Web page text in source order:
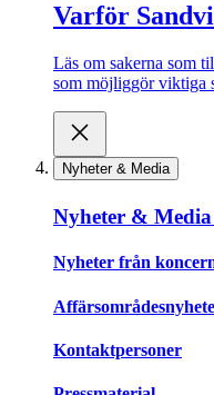
Varför
Läs om sakerna som
som möjliggör viktiga
Nyheter & Media
Nyheter & Media
Nyheter från
Kontaktpersoner